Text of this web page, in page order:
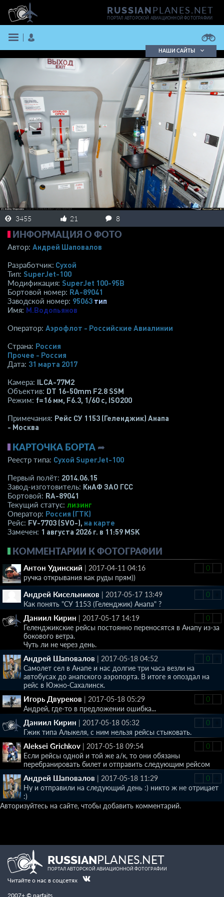
RUSSIANPLANES.NET
ПОРТАЛ АВТОРСКОЙ АВИАЦИОННОЙ ФОТОГРАФИИ
ВОЙТИ
ЗАРЕГИСТРИРОВАТЬСЯ
Кратко
Подробно
НАШИ САЙТЫ
3455 21 8
ИНФОРМАЦИЯ О ФОТО
Автор: Андрей Шаповалов
Разработчик: Сухой
Тип: SuperJet-100
Модификация: SuperJet 100-95B
Бортовой номер: RA-89041
Заводской номер: 95063 тип
Имя: М.Водопьянов
Оператор: Аэрофлот - Российские Авиалинии
Страна: Россия
Прочее - Россия
Дата: 31 марта 2017
Камера: ILCA-77M2
Объектив: DT 16-50mm F2.8 SSM
Режим: f=16 мм, F6.3, 1/60 с, ISO200
Примечания: Рейс СУ 1153 (Геленджик) Анапа
- Москва
КАРТОЧКА БОРТА ➦
Реестр типа: Сухой SuperJet-100
Первый полёт: 2014.06.15
Завод-изготовитель: КнАФ ЗАО ГСС
Бортовой: RA-89041
Текущий статус: лизинг
Оператор: Россия (ГТК)
Рейс: FV-7703 (SVO-), на карте
Замечен: 1 августа 2026 г. в 11:59 MSK
КОММЕНТАРИИ К ФОТОГРАФИИ
0
Антон Удинский | 2017-04-11 04:16
ручка открывания как руды прям))
0
Андрей Кисельников | 2017-05-17 13:49
Как понять "СУ 1153 (Геленджик) Анапа" ?
0
Даниил Кирин | 2017-05-17 14:19
Геленджикские рейсы постоянно переносятся в Анапу из-за
бокового ветра.
Чуть ли не через день.
0
Андрей Шаповалов | 2017-05-18 04:52
Самолет сел в Анапе и нас долгие три часа везли на
автобусах до анапского аэропорта. В итоге я опоздал на
рейс в Южно-Сахалинск.
0
Игорь Двуреков | 2017-05-18 05:29
Андрей, где-то в предложении ошибка...
0
Даниил Кирин | 2017-05-18 05:32
Гжик типа Алыкеля, с ним нельзя рейсы стыковать.
0
Aleksei Grichkov | 2017-05-18 09:54
Если рейсы одной и той же а/к, то они обязаны
перебранировать билет и отправить следующим рейсом
0
Андрей Шаповалов | 2017-05-18 11:29
Ну и отправили на следующий день :) никто ж не отрицает
:)
Авторизуйтесь на сайте, чтобы добавить комментарий.
RUSSIANPLANES.NET
ПОРТАЛ АВТОРСКОЙ АВИАЦИОННОЙ ФОТОГРАФИИ
Читайте о нас в соцсетях
2007+ © parfaits